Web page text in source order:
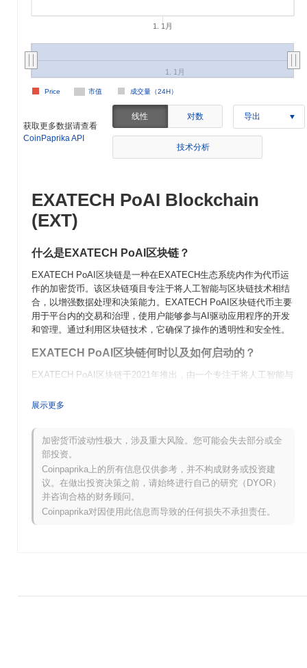
1. 1月
市值 成交量（24H）
Price
1. 1月
获取更多数据请查看
CoinPaprika API
线性 对数 导出
技术分析
EXATECH PoAI Blockchain
(EXT)
什么是EXATECH PoAI区块链？
EXATECH PoAI区块链是一种在EXATECH生态系统内作为代币运
作的加密货币。该区块链项目专注于将人工智能与区块链技术相结
合，以增强数据处理和决策能力。EXATECH PoAI区块链代币主要
用于平台内的交易和治理，使用户能够参与AI驱动应用程序的开发
和管理。通过利用区块链技术，它确保了操作的透明性和安全性。
EXATECH PoAI区块链何时以及如何启动的？
EXATECH PoAI区块链于2021年推出，由一个专注于将人工智能与
据处理和决策能力。最初在多个加密货币交易所上市，EXATECH
快速发展的区块链领域中的地位。
EXATECH PoAI区块链未来有什么计划？
EXATECH PoAI区块链在即将到来的路线图中准备进行重大进展。
下一个升级将引入增强的可扩展性功能，旨在提高交易速度并降低
用户成本。此外，团队还专注于扩大社区参与倡议，计划举办互动
活动和教育资源，以促进用户参与。 EXATECH平台的未来用例包
展示更多
加密货币波动性极大，涉及重大风险。您可能会失去部分或全
部投资。
Coinpaprika上的所有信息仅供参考，并不构成财务或投资建
议。在做出投资决策之前，请始终进行自己的研究（DYOR）
并咨询合格的财务顾问。
Coinpaprika对因使用此信息而导致的任何损失不承担责任。